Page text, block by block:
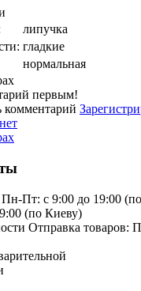
липучка
гладкие
нормальная
первым!
комментарий
Пн-Пт: с 9:00 до 19:00
(по Киеву)
Отправка товаров: